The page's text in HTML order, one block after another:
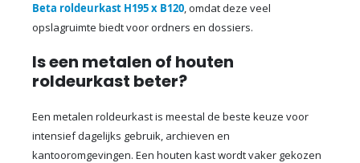
Beta roldeurkast H195 x B120, omdat deze veel
opslagruimte biedt voor ordners en dossiers.
Is een metalen of houten
roldeurkast beter?
Een metalen roldeurkast is meestal de beste keuze voor
intensief dagelijks gebruik, archieven en
kantooromgevingen. Een houten kast wordt vaker gekozen